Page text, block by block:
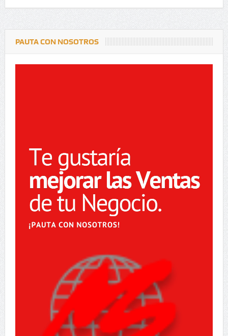
PAUTA CON NOSOTROS